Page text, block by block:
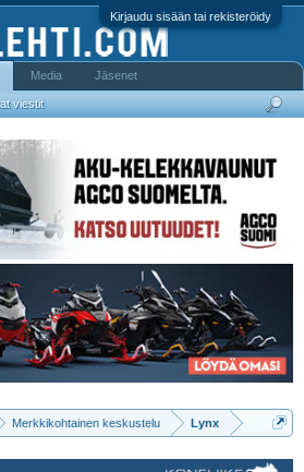
Kirjaudu sisään tai rekisteröidy
Merkkikohtainen keskustelu Lynx
viestit
Media Jäsenet